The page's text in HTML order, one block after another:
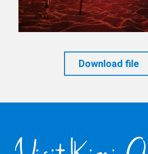
Download file